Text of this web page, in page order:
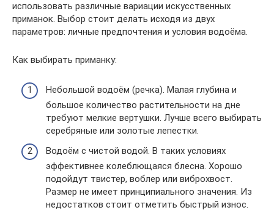
использовать различные вариации искусственных
приманок. Выбор стоит делать исходя из двух
параметров: личные предпочтения и условия водоёма.
Как выбирать приманку:
Небольшой водоём (речка). Малая глубина и
большое количество растительности на дне
требуют мелкие вертушки. Лучше всего выбирать
серебряные или золотые лепестки.
Водоём с чистой водой. В таких условиях
эффективнее колеблющаяся блесна. Хорошо
подойдут твистер, воблер или виброхвост.
Размер не имеет принципиального значения. Из
недостатков стоит отметить быстрый износ.